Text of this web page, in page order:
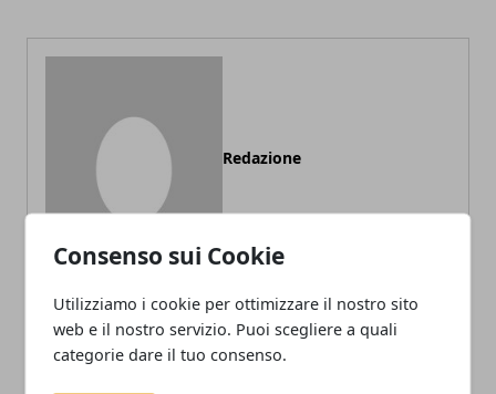
Consenso sui Cookie
Utilizziamo i cookie per ottimizzare il nostro sito
web e il nostro servizio. Puoi scegliere a quali
categorie dare il tuo consenso.
Redazione
ARTICOLI CORRELATI